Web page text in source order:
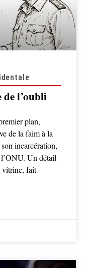
l’oubli
plan,
de la faim à la
incarcération,
Un détail
vitrine, fait